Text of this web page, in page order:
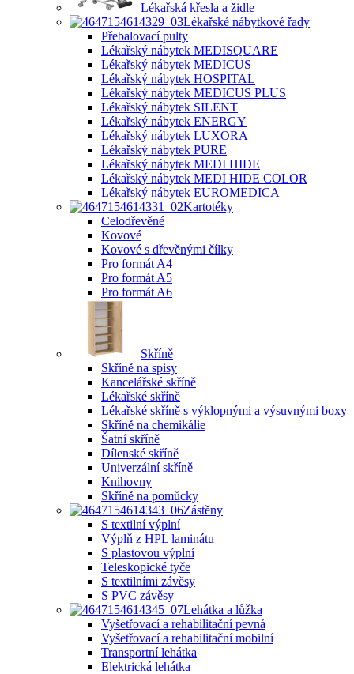
Lékařská křesla a židle
Lékařské nábytkové řady
Přebalovací pulty
Lékařský nábytek MEDISQUARE
Lékařský nábytek MEDICUS
Lékařský nábytek HOSPITAL
Lékařský nábytek MEDICUS PLUS
Lékařský nábytek SILENT
Lékařský nábytek ENERGY
Lékařský nábytek LUXORA
Lékařský nábytek PURE
Lékařský nábytek MEDI HIDE
Lékařský nábytek MEDI HIDE COLOR
Lékařský nábytek EUROMEDICA
Kartotéky
Celodřevěné
Kovové
Kovové s dřevěnými čílky
Pro formát A4
Pro formát A5
Pro formát A6
Skříně
Skříně na spisy
Kancelářské skříně
Lékařské skříně
Lékařské skříně s výklopnými a výsuvnými boxy
Skříně na chemikálie
Šatní skříně
Dílenské skříně
Univerzální skříně
Knihovny
Skříně na pomůcky
Zástěny
S textilní výplní
Výplň z HPL laminátu
S plastovou výplní
Teleskopické tyče
S textilními závěsy
S PVC závěsy
Lehátka a lůžka
Vyšetřovací a rehabilitační pevná
Vyšetřovací a rehabilitační mobilní
Transportní lehátka
Elektrická lehátka